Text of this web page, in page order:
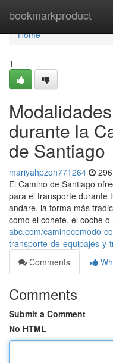
bookmarkproduct
Home
Home
1
durante la
de Santiago
mariyahpzon771264
El Camino de Santiago
para el transporte durante
andare, la forma más
como el cohete, el coche o
abc.com/caminocomodo-
transporte-de-equipajes-
Comments
Comments
Submit a Comment
No HTML